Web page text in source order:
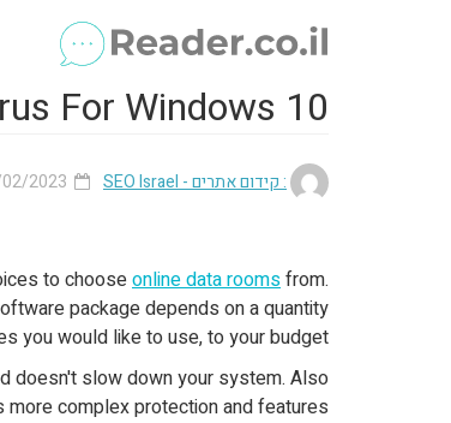
For Windows 10
: קידום אתרים - SEO Israel
to chooseonline data roomsfrom.
package depends on a quantity
you would like to use, to your budget.
doesn't slow down your system. Also
complex protection and features.